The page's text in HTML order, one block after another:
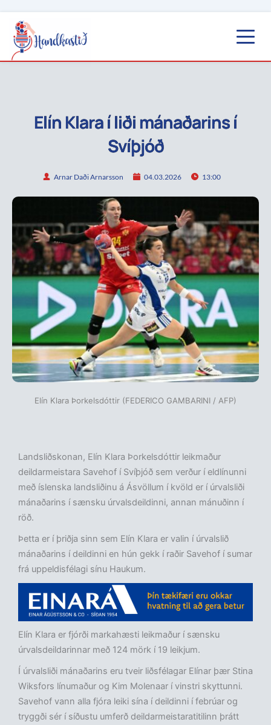
Elín Klara í liði mánaðarins í
Svíþjóð
Arnar Daði Arnarsson 04.03.2026 13:00
Elín Klara Þorkelsdóttir (FEDERICO GAMBARINI / AFP)
Landsliðskonan, Elín Klara Þorkelsdóttir leikmaður
deildarmeistara Savehof í Svíþjóð sem verður í eldlínunni
með íslenska landsliðinu á Ásvöllum í kvöld er í úrvalsliði
mánaðarins í sænsku úrvalsdeildinni, annan mánuðinn í
röð.
Þetta er í þriðja sinn sem Elín Klara er valin í úrvalslið
mánaðarins í deildinni en hún gekk í raðir Savehof í sumar
frá uppeldisfélagi sínu Haukum.
Elín Klara er fjórði markahæsti leikmaður í sænsku
úrvalsdeildarinnar með 124 mörk í 19 leikjum.
Í úrvalsliði mánaðarins eru tveir liðsfélagar Elínar þær Stina
Wiksfors línumaður og Kim Molenaar í vinstri skyttunni.
Savehof vann alla fjóra leiki sína í deildinni í febrúar og
tryggði sér í síðustu umferð deildarmeistaratitilinn þrátt